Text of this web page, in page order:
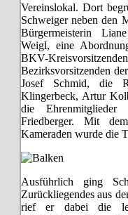
Vereinslokal. Dort
Schweiger neben den
Bürgermeisterin
Weigl, eine
BKV-
Bezirksvorsitzenden
Josef Schmid, die
Klingerbeck, Artur
die
Friedberger. Mit
Kameraden wurde die
Ausführlich ging
Zurückliegendes aus
rief er dabei die